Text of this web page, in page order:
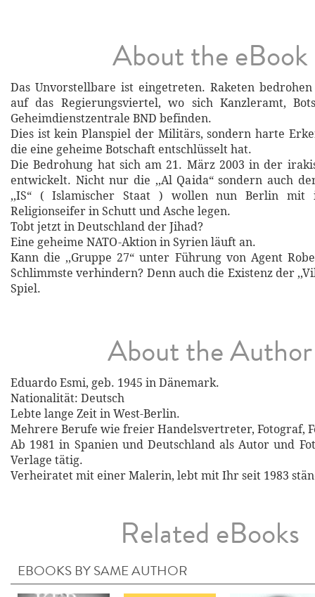
About the eBook
Das Unvorstellbare ist eingetreten. Raketen
auf das Regierungsviertel, wo sich Kanzleramt,
Geheimdienstzentrale BND befinden.
Dies ist kein Planspiel der Militärs, sondern harte
die eine geheime Botschaft entschlüsselt hat.
Die Bedrohung hat sich am 21. März 2003 in der
entwickelt. Nicht nur die ,,Al Qaida“ sondern auch
,,IS“ ( Islamischer Staat ) wollen nun Berlin mit
Religionseifer in Schutt und Asche legen.
Tobt jetzt in Deutschland der Jihad?
Eine geheime NATO-Aktion in Syrien läuft an.
Kann die ,,Gruppe 27“ unter Führung von Agent
Schlimmste verhindern? Denn auch die Existenz der
Spiel.
About the Author
Eduardo Esmi, geb. 1945 in Dänemark.
Nationalität: Deutsch
Lebte lange Zeit in West-Berlin.
Mehrere Berufe wie freier Handelsvertreter, Fotograf,
Ab 1981 in Spanien und Deutschland als Autor und
Verlage tätig.
Verheiratet mit einer Malerin, lebt mit Ihr seit 1983
Related eBooks
EBOOKS BY SAME AUTHOR